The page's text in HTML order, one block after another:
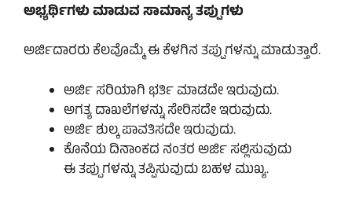
ಅಭ್ಯರ್ಥಿಗಳು ಮಾಡುವ ಸಾಮಾನ್ಯ ತಪ್ಪುಗಳು
ಅರ್ಜಿದಾರರು ಕೆಲವೊಮ್ಮೆ ಈ ಕೆಳಗಿನ ತಪ್ಪುಗಳನ್ನು ಮಾಡುತ್ತಾರೆ.
ಅರ್ಜಿ ಸರಿಯಾಗಿ ಭರ್ತಿ ಮಾಡದೇ ಇರುವುದು.
ಅಗತ್ಯ ದಾಖಲೆಗಳನ್ನು ಸೇರಿಸದೇ ಇರುವುದು.
ಅರ್ಜಿ ಶುಲ್ಕ ಪಾವತಿಸದೇ ಇರುವುದು.
ಕೊನೆಯ ದಿನಾಂಕದ ನಂತರ ಅರ್ಜಿ ಸಲ್ಲಿಸುವುದು
ಈ ತಪ್ಪುಗಳನ್ನು ತಪ್ಪಿಸುವುದು ಬಹಳ ಮುಖ್ಯ.